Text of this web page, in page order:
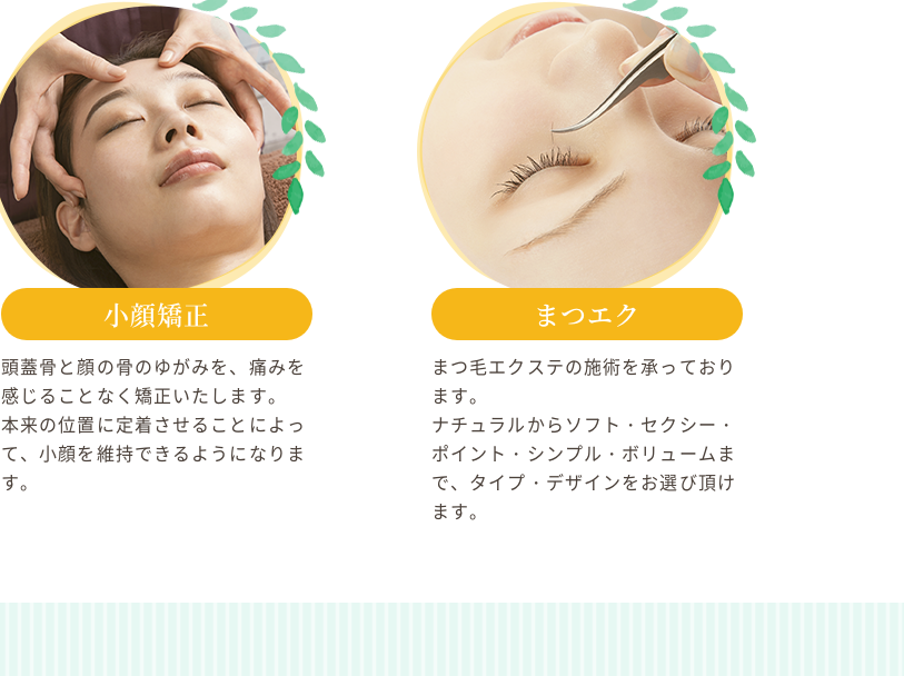
小顔矯正
頭蓋骨と顔の骨のゆがみを、痛みを
感じることなく矯正いたします。
本来の位置に定着させることによっ
て、小顔を維持できるようになりま
す。
まつエク
まつ毛エクステの施術を承っており
ます。
ナチュラルからソフト・セクシー・
ポイント・シンプル・ボリュームま
で、タイプ・デザインをお選び頂け
ます。